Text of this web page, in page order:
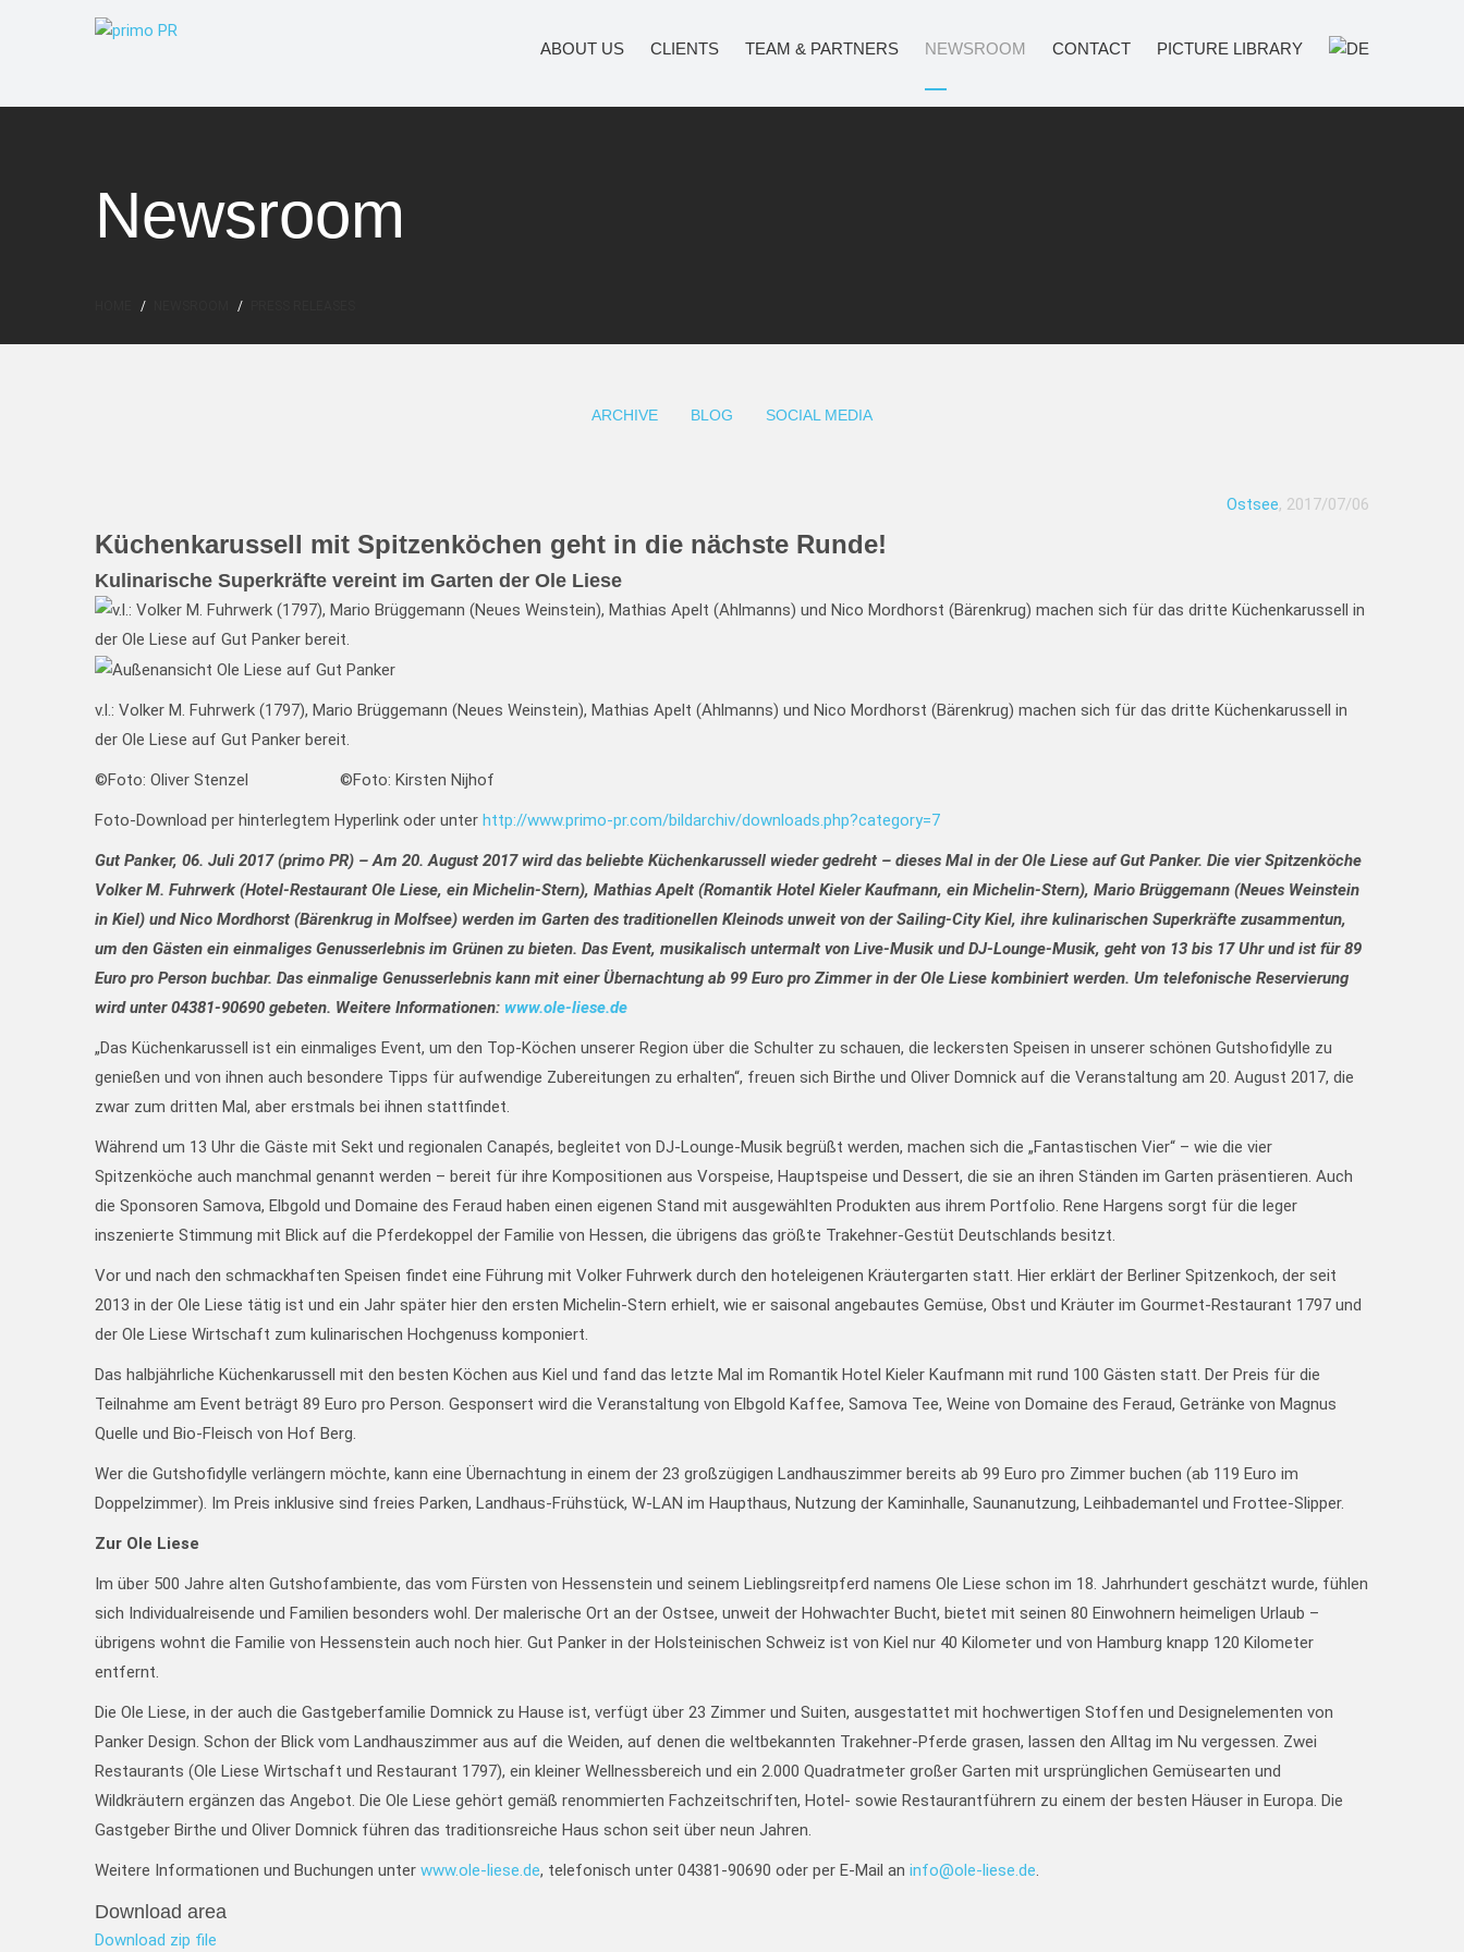
ABOUT US CLIENTS TEAM & PARTNERS NEWSROOM CONTACT PICTURE LIBRARY
Newsroom
ARCHIVE BLOG SOCIAL MEDIA
Ostsee, 2017/07/06
Küchenkarussell mit Spitzenköchen geht in die nächste Runde!
Kulinarische Superkräfte vereint im Garten der Ole Liese
v.l.: Volker M. Fuhrwerk (1797), Mario Brüggemann (Neues Weinstein), Mathias Apelt (Ahlmanns) und Nico Mordhorst (Bärenkrug) machen sich für das dritte Küchenkarussell in
der Ole Liese auf Gut Panker bereit.
©Foto: Oliver Stenzel ©Foto: Kirsten Nijhof
Foto-Download per hinterlegtem Hyperlink oder unter http://www.primo-pr.com/bildarchiv/downloads.php?category=7
Gut Panker, 06. Juli 2017 (primo PR) – Am 20. August 2017 wird das beliebte Küchenkarussell wieder gedreht – dieses Mal in der Ole Liese auf Gut Panker. Die vier Spitzenköche
Volker M. Fuhrwerk (Hotel-Restaurant Ole Liese, ein Michelin-Stern), Mathias Apelt (Romantik Hotel Kieler Kaufmann, ein Michelin-Stern), Mario Brüggemann (Neues Weinstein
in Kiel) und Nico Mordhorst (Bärenkrug in Molfsee) werden im Garten des traditionellen Kleinods unweit von der Sailing-City Kiel, ihre kulinarischen Superkräfte zusammentun,
um den Gästen ein einmaliges Genusserlebnis im Grünen zu bieten. Das Event, musikalisch untermalt von Live-Musik und DJ-Lounge-Musik, geht von 13 bis 17 Uhr und ist für 89
Euro pro Person buchbar. Das einmalige Genusserlebnis kann mit einer Übernachtung ab 99 Euro pro Zimmer in der Ole Liese kombiniert werden. Um telefonische Reservierung
wird unter 04381-90690 gebeten. Weitere Informationen: www.ole-liese.de
„Das Küchenkarussell ist ein einmaliges Event, um den Top-Köchen unserer Region über die Schulter zu schauen, die leckersten Speisen in unserer schönen Gutshofidylle zu
genießen und von ihnen auch besondere Tipps für aufwendige Zubereitungen zu erhalten“, freuen sich Birthe und Oliver Domnick auf die Veranstaltung am 20. August 2017, die
zwar zum dritten Mal, aber erstmals bei ihnen stattfindet.
Während um 13 Uhr die Gäste mit Sekt und regionalen Canapés, begleitet von DJ-Lounge-Musik begrüßt werden, machen sich die „Fantastischen Vier“ – wie die vier
Spitzenköche auch manchmal genannt werden – bereit für ihre Kompositionen aus Vorspeise, Hauptspeise und Dessert, die sie an ihren Ständen im Garten präsentieren. Auch
die Sponsoren Samova, Elbgold und Domaine des Feraud haben einen eigenen Stand mit ausgewählten Produkten aus ihrem Portfolio. Rene Hargens sorgt für die leger
inszenierte Stimmung mit Blick auf die Pferdekoppel der Familie von Hessen, die übrigens das größte Trakehner-Gestüt Deutschlands besitzt.
Vor und nach den schmackhaften Speisen findet eine Führung mit Volker Fuhrwerk durch den hoteleigenen Kräutergarten statt. Hier erklärt der Berliner Spitzenkoch, der seit
2013 in der Ole Liese tätig ist und ein Jahr später hier den ersten Michelin-Stern erhielt, wie er saisonal angebautes Gemüse, Obst und Kräuter im Gourmet-Restaurant 1797 und
der Ole Liese Wirtschaft zum kulinarischen Hochgenuss komponiert.
Das halbjährliche Küchenkarussell mit den besten Köchen aus Kiel und fand das letzte Mal im Romantik Hotel Kieler Kaufmann mit rund 100 Gästen statt. Der Preis für die
Teilnahme am Event beträgt 89 Euro pro Person. Gesponsert wird die Veranstaltung von Elbgold Kaffee, Samova Tee, Weine von Domaine des Feraud, Getränke von Magnus
Quelle und Bio-Fleisch von Hof Berg.
Wer die Gutshofidylle verlängern möchte, kann eine Übernachtung in einem der 23 großzügigen Landhauszimmer bereits ab 99 Euro pro Zimmer buchen (ab 119 Euro im
Doppelzimmer). Im Preis inklusive sind freies Parken, Landhaus-Frühstück, W-LAN im Haupthaus, Nutzung der Kaminhalle, Saunanutzung, Leihbademantel und Frottee-Slipper.
Zur Ole Liese
Im über 500 Jahre alten Gutshofambiente, das vom Fürsten von Hessenstein und seinem Lieblingsreitpferd namens Ole Liese schon im 18. Jahrhundert geschätzt wurde, fühlen
sich Individualreisende und Familien besonders wohl. Der malerische Ort an der Ostsee, unweit der Hohwachter Bucht, bietet mit seinen 80 Einwohnern heimeligen Urlaub –
übrigens wohnt die Familie von Hessenstein auch noch hier. Gut Panker in der Holsteinischen Schweiz ist von Kiel nur 40 Kilometer und von Hamburg knapp 120 Kilometer
entfernt.
Die Ole Liese, in der auch die Gastgeberfamilie Domnick zu Hause ist, verfügt über 23 Zimmer und Suiten, ausgestattet mit hochwertigen Stoffen und Designelementen von
Panker Design. Schon der Blick vom Landhauszimmer aus auf die Weiden, auf denen die weltbekannten Trakehner-Pferde grasen, lassen den Alltag im Nu vergessen. Zwei
Restaurants (Ole Liese Wirtschaft und Restaurant 1797), ein kleiner Wellnessbereich und ein 2.000 Quadratmeter großer Garten mit ursprünglichen Gemüsearten und
Wildkräutern ergänzen das Angebot. Die Ole Liese gehört gemäß renommierten Fachzeitschriften, Hotel- sowie Restaurantführern zu einem der besten Häuser in Europa. Die
Gastgeber Birthe und Oliver Domnick führen das traditionsreiche Haus schon seit über neun Jahren.
Weitere Informationen und Buchungen unter www.ole-liese.de, telefonisch unter 04381-90690 oder per E-Mail an info@ole-liese.de
Download area
Download zip file